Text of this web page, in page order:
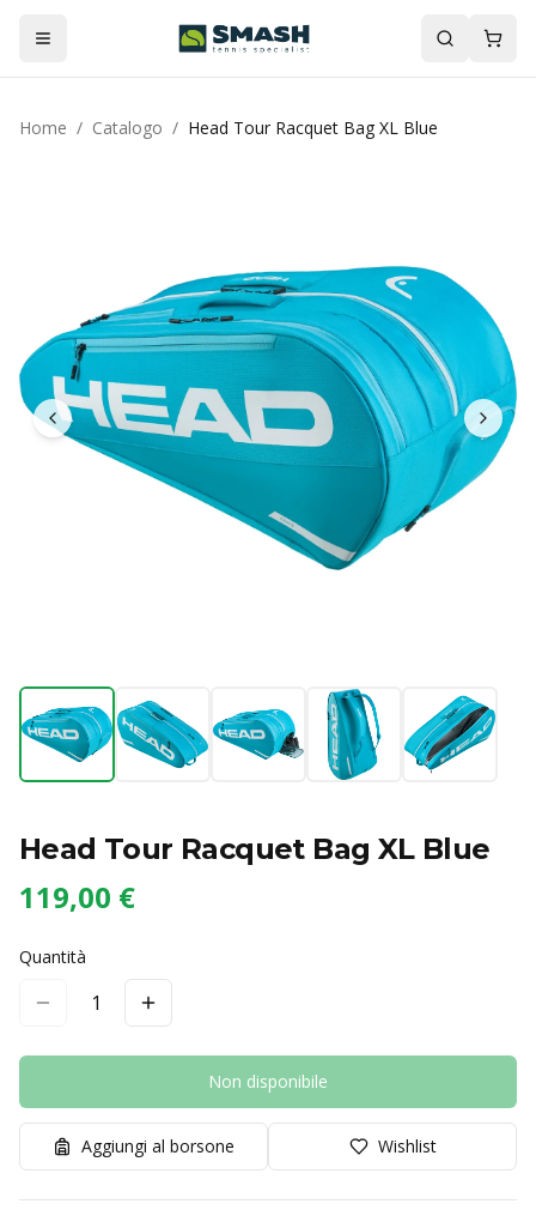
Home / Catalogo / Head Tour Racquet Bag XL Blue
Head Tour Racquet Bag XL Blue
119,00 €
Quantità
1
Non disponibile
Aggiungi al borsone Wishlist